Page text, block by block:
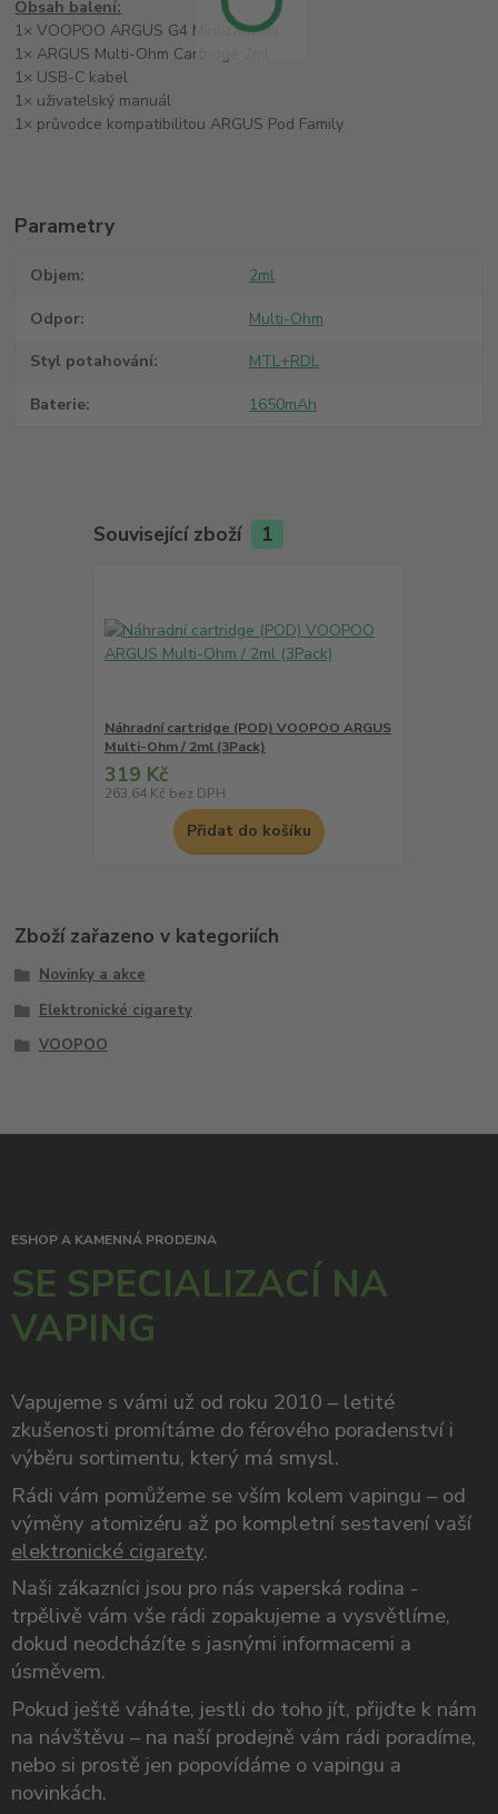
Obsah balení:
1× VOOPOO ARGUS G4 Mini zařízení
1× ARGUS Multi-Ohm Cartridge 2ml
1× USB-C kabel
1× uživatelský manuál
1× průvodce kompatibilitou ARGUS Pod Family
Parametry
Objem 2ml
Odpor Multi-Ohm
Styl potahování MTL+RDL
Baterie 1650mAh
Související zboží 1
Náhradní cartridge (POD) VOOPOO ARGUS
Multi-Ohm / 2ml (3Pack)
319 Kč
263,64 Kč bez DPH
Přidat do košíku
Zboží zařazeno v kategoriích
Novinky a akce
Elektronické cigarety
VOOPOO
ESHOP A KAMENNÁ PRODEJNA
SE SPECIALIZACÍ NA
VAPING
Vapujeme s vámi už od roku 2010 – letité
zkušenosti promítáme do férového poradenství i
výběru sortimentu, který má smysl.
Rádi vám pomůžeme se vším kolem vapingu – od
výměny atomizéru až po kompletní sestavení vaší
elektronické cigarety.
Naši zákazníci jsou pro nás vaperská rodina -
trpělivě vám vše rádi zopakujeme a vysvětlíme,
dokud neodcházíte s jasnými informacemi a
úsměvem.
Pokud ještě váháte, jestli do toho jít, přijďte k nám
na návštěvu – na naší prodejně vám rádi poradíme,
nebo si prostě jen popovídáme o vapingu a
novinkách.